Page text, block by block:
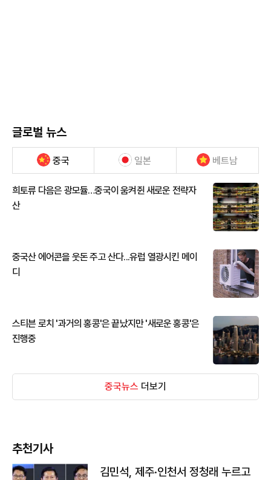
글로벌 뉴스
중국 일본 베트남
희토류 다음은 광모듈…중국이 움켜쥔 새로운 전략자
산
중국산 에어콘을 웃돈 주고 산다...유럽 열광시킨 메이
디
스티븐 로치 '과거의 홍콩'은 끝났지만 '새로운 홍콩'은
진행중
중국뉴스 더보기
추천기사
김민석, 제주·인천서 정청래 누르고